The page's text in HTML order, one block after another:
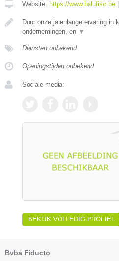
Website: https://www.balufisc.be
Door onze jarenlange ervaring in
ondernemingen, en ▼
Diensten onbekend
Openingstijden onbekend
Sociale media:
BEKIJK VOLLEDIG PROFIEL
Bvba Fiducto